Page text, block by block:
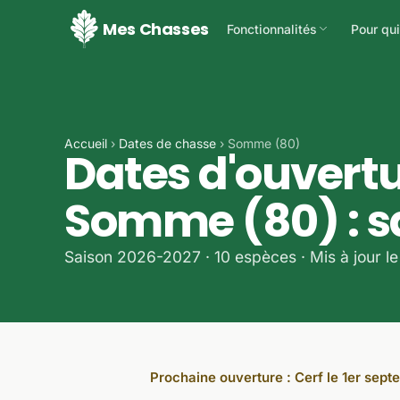
Mes Chasses Fonctionnalités
Documents automatiques
Carnet de battue numérique
Gestion du domaine
Membres, droits et
configuration
logistique
Ils rejoignent le domaine en
Pour
Vie
Accueil › Dates de chasse › Somme (80)
Dates
Somme (80) :
Saison 2026-2027 · 10 espèces · Mis à jour
Prochaine ouverture : Cerf le 1er